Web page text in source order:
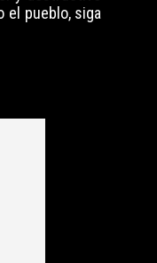
el pueblo, siga